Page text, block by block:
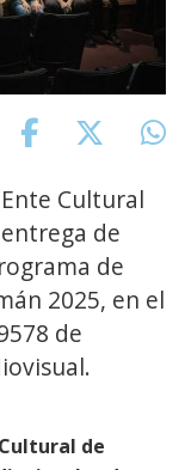
Cultural
de
de
2025, en el
de
de